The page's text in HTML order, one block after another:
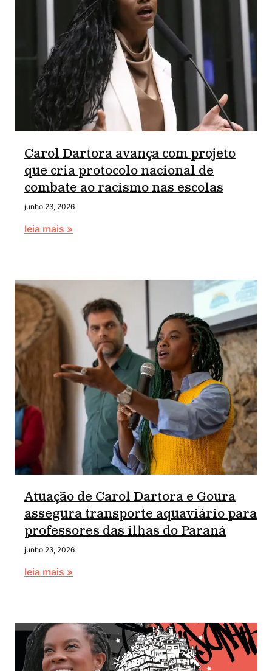
Carol Dartora avança com projeto
que cria protocolo nacional de
combate ao racismo nas escolas
junho 23, 2026
leia mais »
Atuação de Carol Dartora e Goura
assegura transporte aquaviário para
professores das ilhas do Paraná
junho 23, 2026
leia mais »